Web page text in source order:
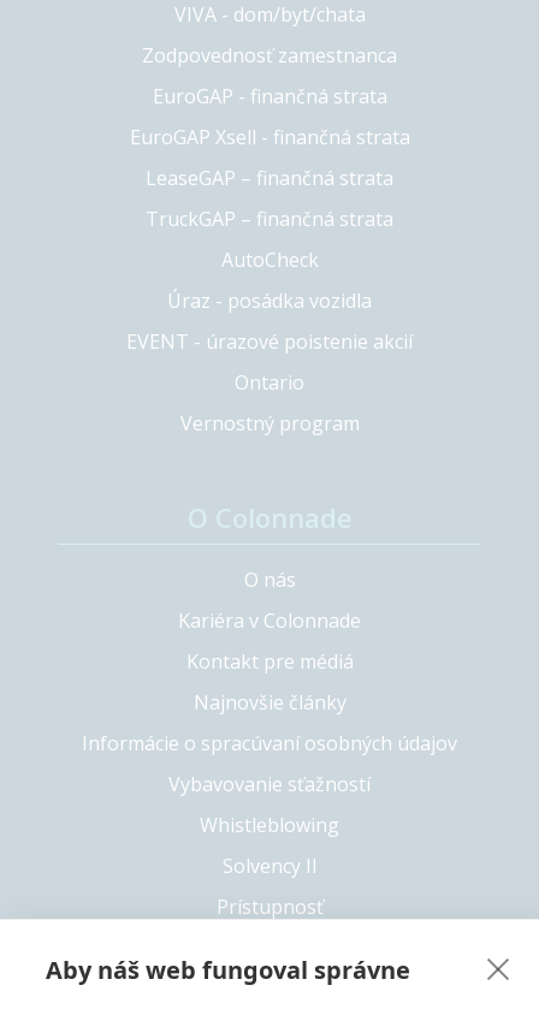
VIVA - dom/byt/chata
Zodpovednosť zamestnanca
EuroGAP - finančná strata
EuroGAP Xsell - finančná strata
LeaseGAP – finančná strata
TruckGAP – finančná strata
AutoCheck
Úraz - posádka vozidla
EVENT - úrazové poistenie akcií
Ontario
Vernostný program
O nás
Kariéra v Colonnade
Kontakt pre médiá
Najnovšie články
Informácie o spracúvaní osobných údajov
Vybavovanie sťažností
Whistleblowing
Solvency II
Prístupnosť
Aby náš web fungoval správne